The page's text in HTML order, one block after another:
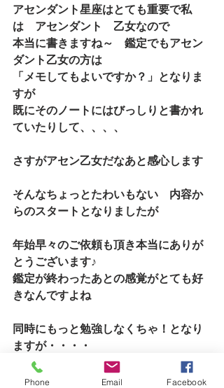
アセンダント星座はとても重要で私
は　アセンダント　乙女なので
本当に書きますね～　鑑定でもアセン
ダント乙女の方は
「メモしてもよいですか？」となりま
すが
既にそのノートにはびっしりと書かれ
ていたりして、、、、
さすがアセン乙女だなあと感心します
そんなちょっとたわいもない　内容か
らのスタートとなりましたが
年始早々のご依頼も頂き本当にありが
とうございます♪
鑑定が終わったあとの感覚がとても好
きなんですよね
同時にもっと勉強しなくちゃ！となり
ますが・・・・
では本年も精進して参りますのでどう
Phone Email Facebook